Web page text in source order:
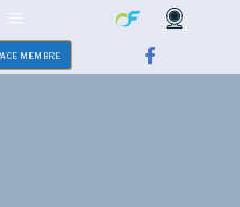
MEMBRE